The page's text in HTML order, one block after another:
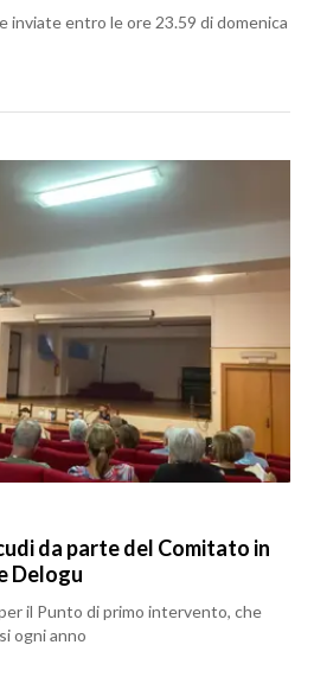
inviate entro le ore 23.59 di domenica
da parte del Comitato in
Delogu
il Punto di primo intervento, che
ogni anno